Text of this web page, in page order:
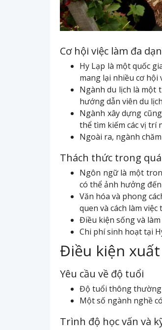
Cơ hội việc làm đa
Hy Lạp là một quốc
mang lại nhiều cơ hội
Ngành du lịch là một
hướng dẫn viên du
Ngành xây dựng
thể tìm kiếm các vị trí
Ngoài ra, ngành
Thách thức trong
Ngôn ngữ là một
có thể ảnh hưởng
Văn hóa và phong
quen và cách làm việc
Điều kiện sống và
Chi phí sinh hoạt tại
Điều kiện xuất
Yêu cầu về độ tuổi
Độ tuổi thông thường
Một số ngành nghề
Trình độ học vấn và